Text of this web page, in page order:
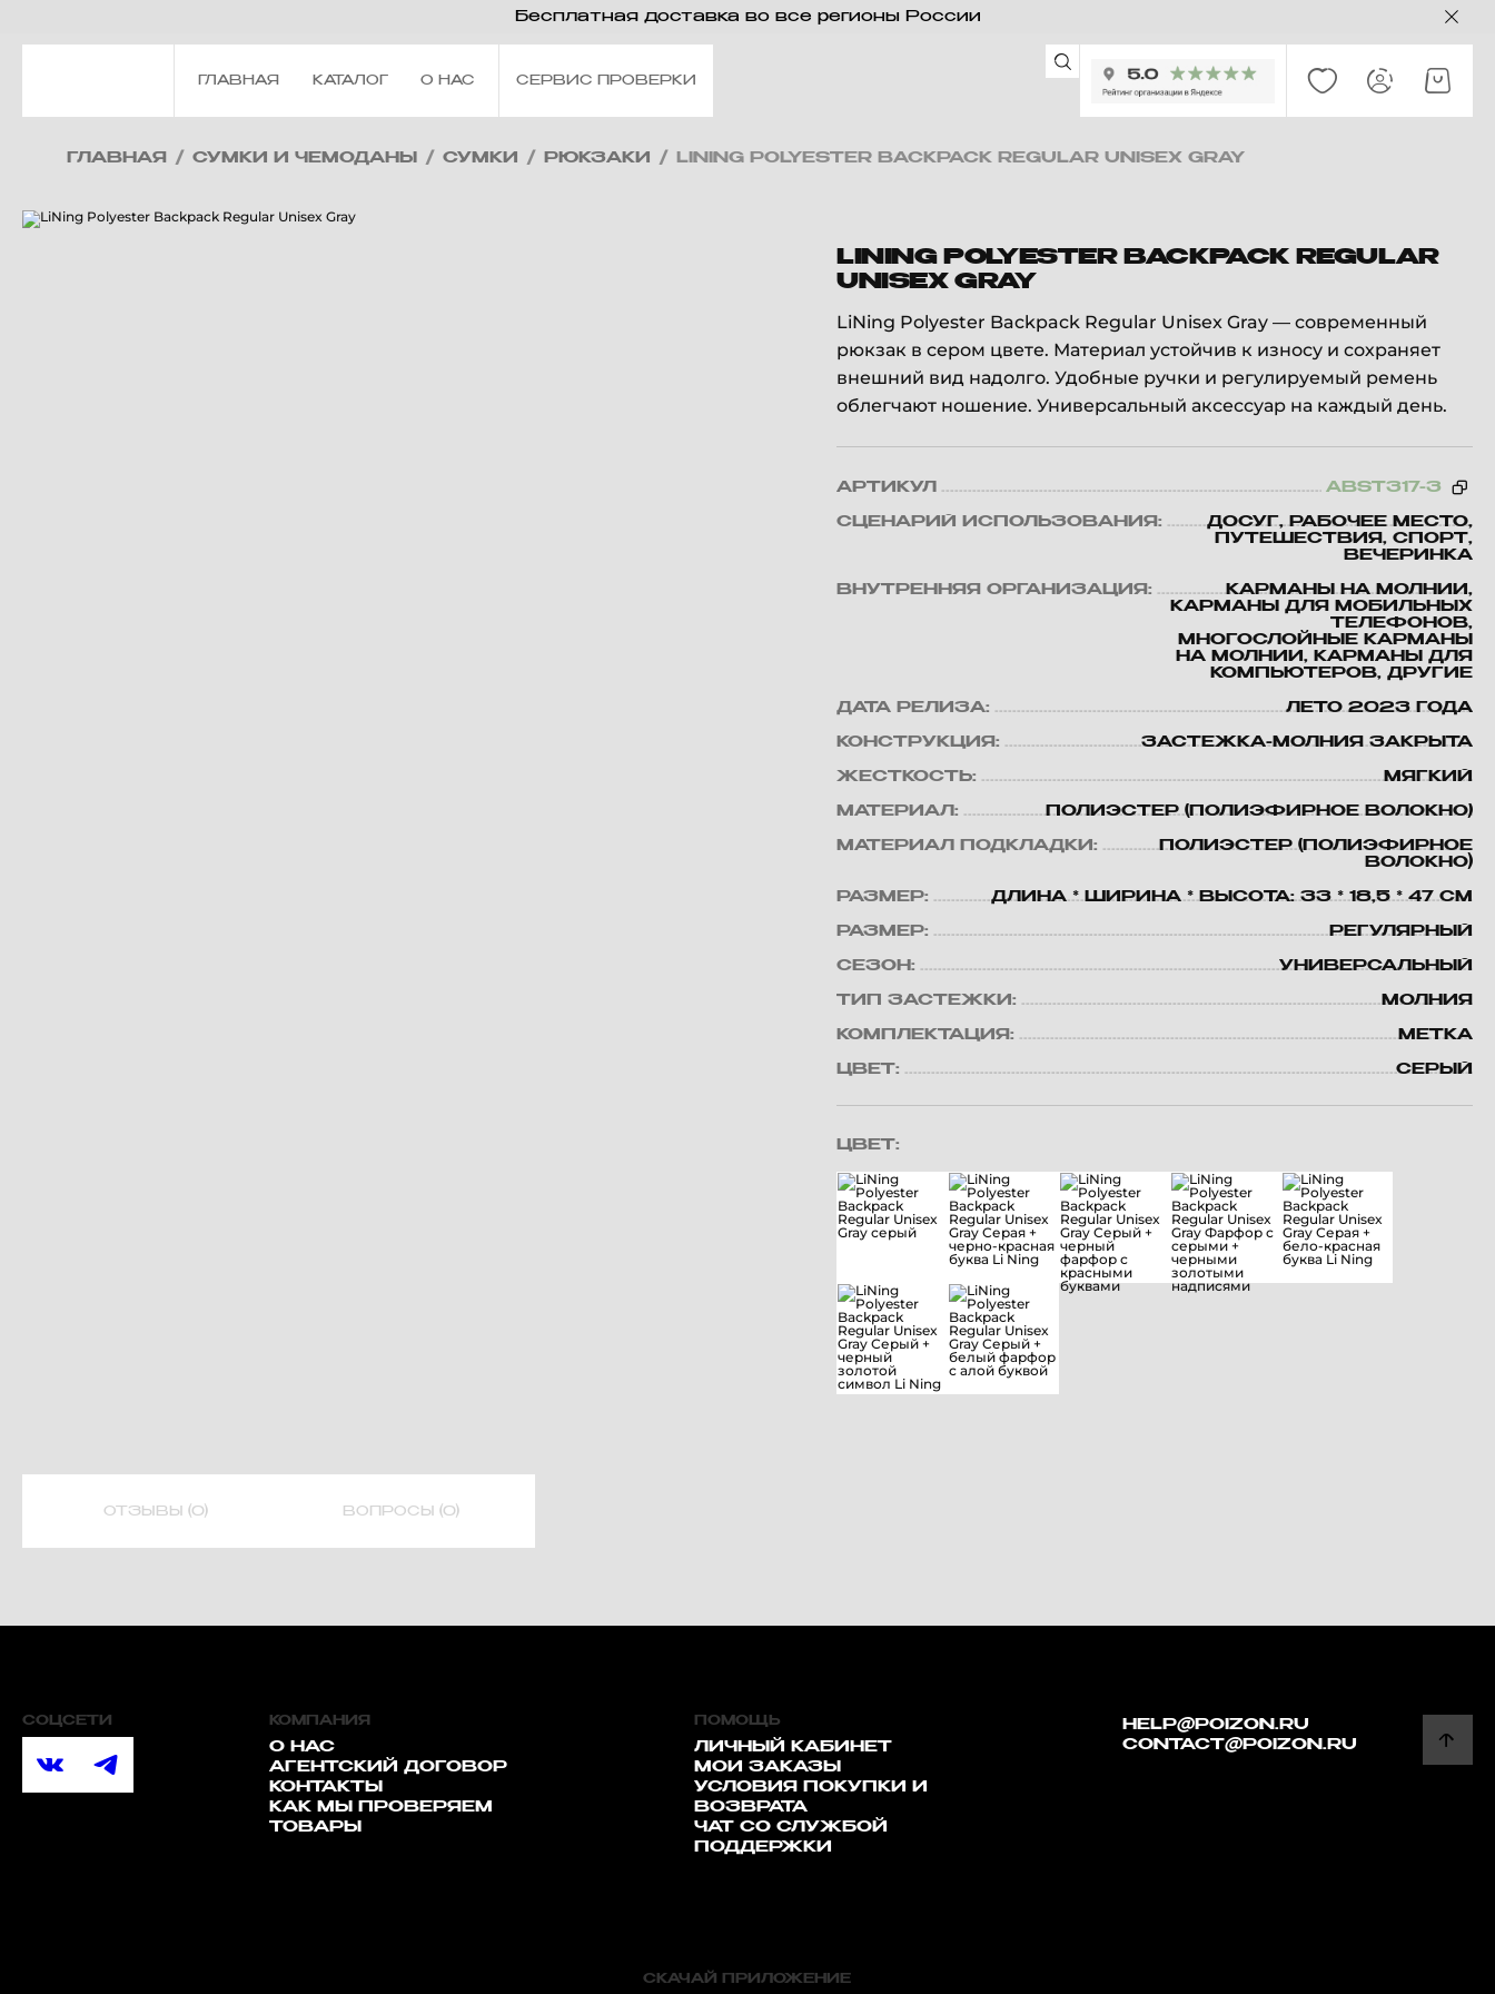
Бесплатная доставка во все регионы России
ГЛАВНАЯ КАТАЛОГ О НАС СЕРВИС ПРОВЕРКИ
ГЛАВНАЯ / СУМКИ И ЧЕМОДАНЫ / СУМКИ / РЮКЗАКИ / LINING POLYESTER BACKPACK REGULAR UNISEX GRAY
LINING POLYESTER BACKPACK REGULAR
UNISEX GRAY
LiNing Polyester Backpack Regular Unisex Gray — современный
рюкзак в сером цвете. Материал устойчив к износу и сохраняет
внешний вид надолго. Удобные ручки и регулируемый ремень
облегчают ношение. Универсальный аксессуар на каждый день.
АРТИКУЛ ABST317-3
СЦЕНАРИЙ ИСПОЛЬЗОВАНИЯ:
ДОСУГ, РАБОЧЕЕ МЕСТО,
ПУТЕШЕСТВИЯ, СПОРТ,
ВЕЧЕРИНКА
ВНУТРЕННЯЯ ОРГАНИЗАЦИЯ:
КАРМАНЫ НА МОЛНИИ,
КАРМАНЫ ДЛЯ МОБИЛЬНЫХ
ТЕЛЕФОНОВ,
МНОГОСЛОЙНЫЕ КАРМАНЫ
НА МОЛНИИ, КАРМАНЫ ДЛЯ
КОМПЬЮТЕРОВ, ДРУГИЕ
ДАТА РЕЛИЗА: ЛЕТО 2023 ГОДА
КОНСТРУКЦИЯ: ЗАСТЕЖКА-МОЛНИЯ ЗАКРЫТА
ЖЕСТКОСТЬ: МЯГКИЙ
МАТЕРИАЛ: ПОЛИЭСТЕР (ПОЛИЭФИРНОЕ ВОЛОКНО)
МАТЕРИАЛ ПОДКЛАДКИ:
ПОЛИЭСТЕР (ПОЛИЭФИРНОЕ
ВОЛОКНО)
РАЗМЕР: ДЛИНА * ШИРИНА * ВЫСОТА: 33 * 18,5 * 47 СМ
РАЗМЕР: РЕГУЛЯРНЫЙ
СЕЗОН: УНИВЕРСАЛЬНЫЙ
ТИП ЗАСТЕЖКИ: МОЛНИЯ
КОМПЛЕКТАЦИЯ: МЕТКА
ЦВЕТ: СЕРЫЙ
ЦВЕТ:
ОТЗЫВЫ (0) ВОПРОСЫ (0)
СОЦСЕТИ КОМПАНИЯ
О НАС
АГЕНТСКИЙ ДОГОВОР
КОНТАКТЫ
КАК МЫ ПРОВЕРЯЕМ
ТОВАРЫ
HELP@POIZON.RU
CONTACT@POIZON.RU
ПОМОЩЬ
ЛИЧНЫЙ КАБИНЕТ
МОИ ЗАКАЗЫ
УСЛОВИЯ ПОКУПКИ И
ВОЗВРАТА
ЧАТ СО СЛУЖБОЙ
ПОДДЕРЖКИ
СКАЧАЙ ПРИЛОЖЕНИЕ